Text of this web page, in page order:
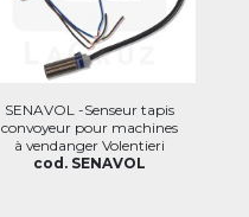
SENAVOL -Senseur tapis
convoyeur pour machines
à vendanger Volentieri
cod. SENAVOL